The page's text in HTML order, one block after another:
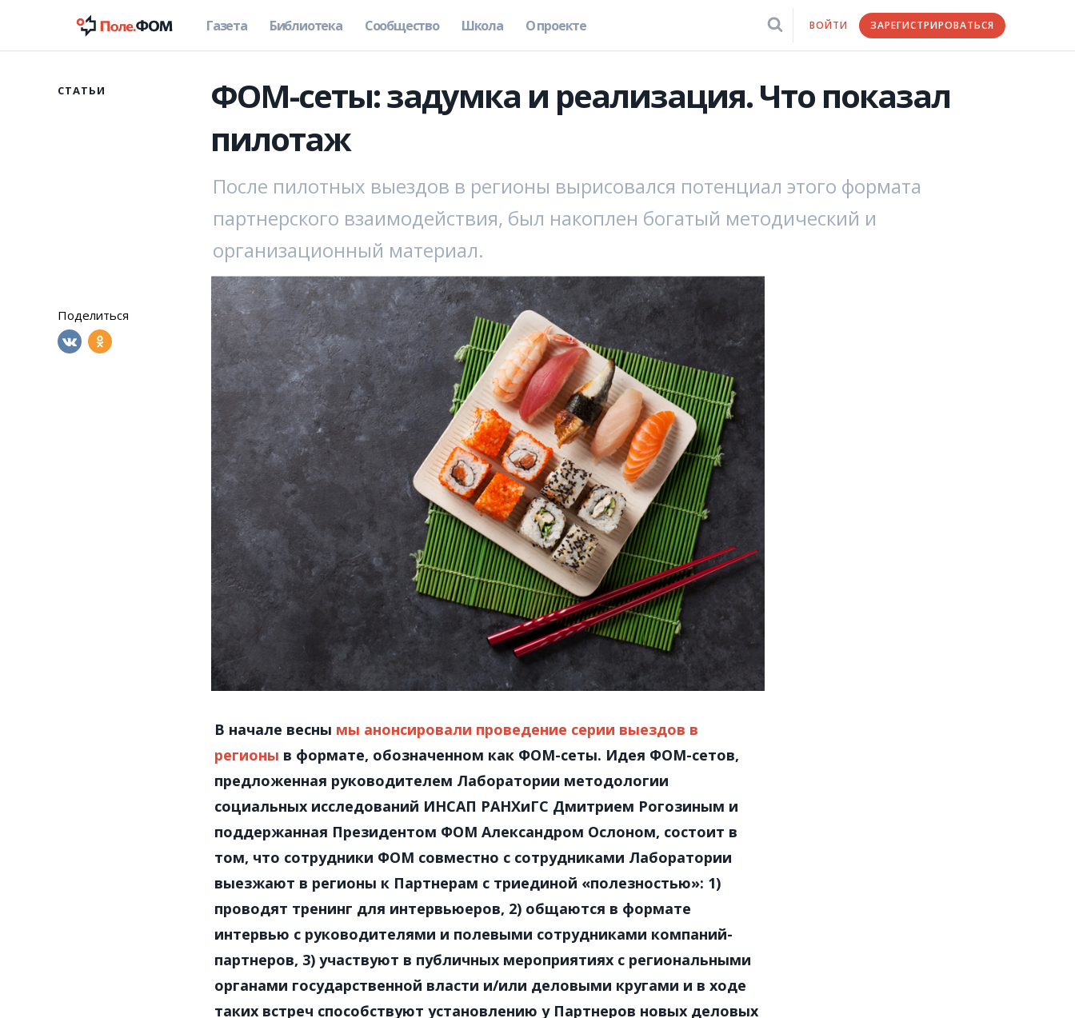
Газета Библиотека Сообщество Школа О проекте ВОЙТИ ЗАРЕГИСТРИРОВАТЬСЯ
СТАТЬИ
ФОМ-сеты: задумка и реализация. Что показал
пилотаж
После пилотных выездов в регионы вырисовался потенциал этого формата
партнерского взаимодействия, был накоплен богатый методический и
организационный материал.
Поделиться
В начале весны мы анонсировали проведение серии выездов в
регионы в формате, обозначенном как ФОМ-сеты. Идея ФОМ-сетов,
предложенная руководителем Лаборатории методологии
социальных исследований ИНСАП РАНХиГС Дмитрием Рогозиным и
поддержанная Президентом ФОМ Александром Ослоном, состоит в
том, что сотрудники ФОМ совместно с сотрудниками Лаборатории
выезжают в регионы к Партнерам с триединой «полезностью»: 1)
проводят тренинг для интервьюеров, 2) общаются в формате
интервью с руководителями и полевыми сотрудниками компаний-
партнеров, 3) участвуют в публичных мероприятиях с региональными
органами государственной власти и/или деловыми кругами и в ходе
таких встреч способствуют установлению у Партнеров новых деловых